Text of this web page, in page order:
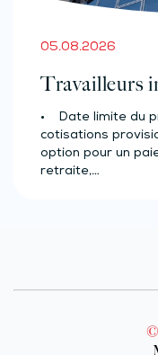
05.08.2026
Travailleurs
• Date limite du
cotisations
option pour un
retraite,…
©